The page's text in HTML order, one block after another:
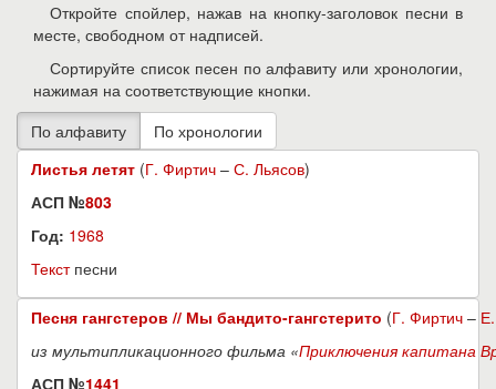
Откройте спойлер, нажав на кнопку-заголовок песни в
месте, свободном от надписей.
Сортируйте список песен по алфавиту или хронологии,
нажимая на соответствующие кнопки.
Листья летят (Г. Фиртич – С. Льясов)
АСП №803
Год: 1968
Текстпесни
Песня гангстеров // Мы бандито-гангстерито (Г. Фиртич –
из мультипликационного фильма «Приключения капитана
АСП №1441